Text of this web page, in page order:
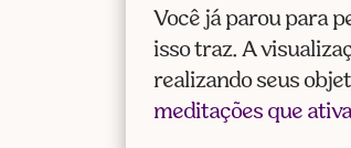
Você já parou para
isso traz. A
realizando seus
meditações que